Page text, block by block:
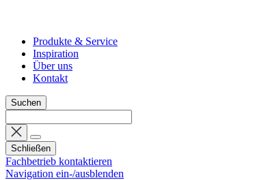
Produkte & Service
Inspiration
Über uns
Kontakt
Suchen
Schließen
Fachbetrieb kontaktieren
Navigation ein-/ausblenden